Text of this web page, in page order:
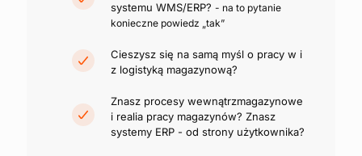
systemu WMS/ERP? - na to pytanie
konieczne powiedz „tak”
Cieszysz się na samą myśl o pracy w i
z logistyką magazynową?
Znasz procesy wewnątrzmagazynowe
i realia pracy magazynów? Znasz
systemy ERP - od strony użytkownika?